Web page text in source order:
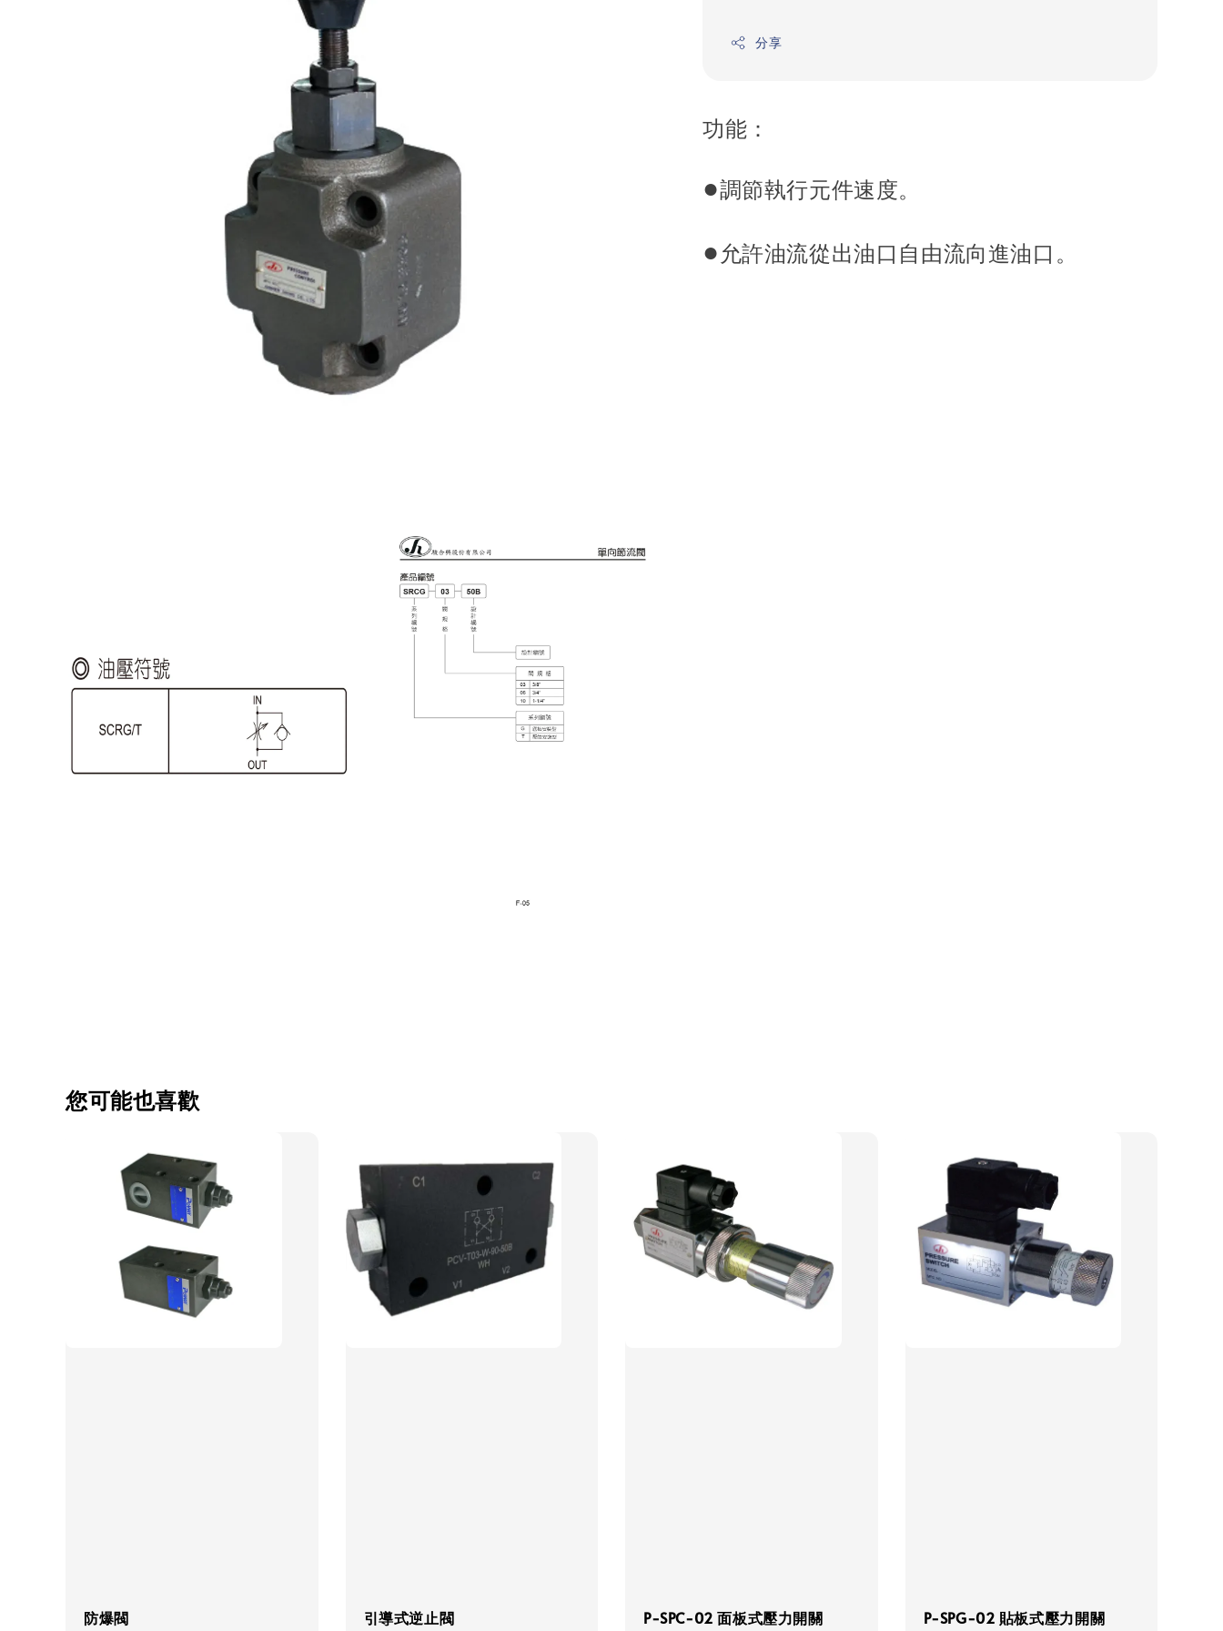
分享
功能：
●調節執行元件速度。
●允許油流從出油口自由流向進油口 。
您可能也喜歡
防爆閥 引導式逆止閥 P-SPC-02 面板式壓力開關 P-SPG-02 貼板式壓力開關